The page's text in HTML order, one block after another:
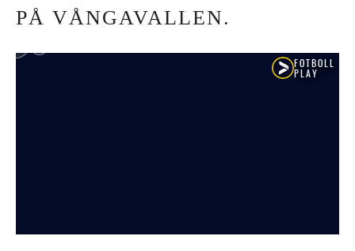
PÅ VÅNGAVALLEN.